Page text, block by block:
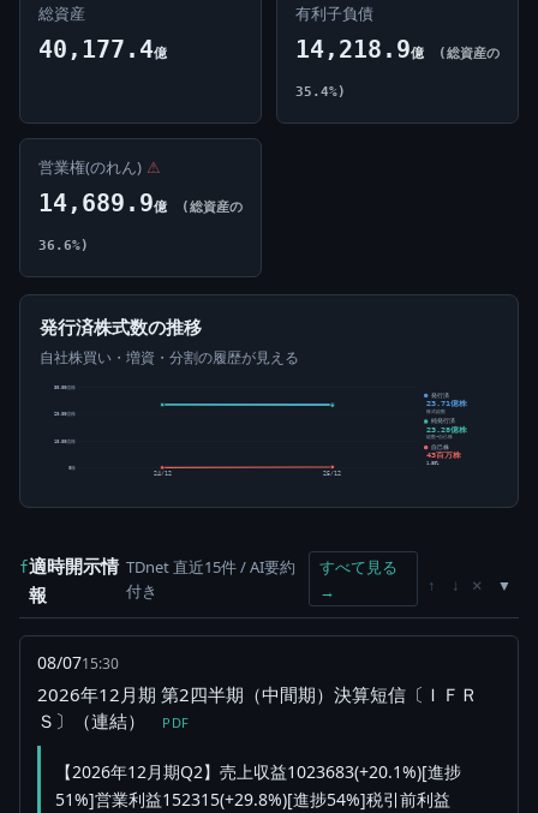
総資産
40,177.4億
有利子負債
14,218.9億 (総資産の
35.4%)
営業権(のれん) ⚠
14,689.9億 (総資産の
36.6%)
発行済株式数の推移
自社株買い・増資・分割の履歴が見える
0株
10.00億株
20.00億株
30.00億株
24/12 25/12
発行済
23.71億株
株式総数
純発行済
23.28億株
総数-自己株
自己株
43百万株
1.80%
f適時開示情
報
TDnet 直近15件 / AI要約
付き
すべて見る
→
↑ ↓ ×
08/0715:30
2026年12月期 第2四半期（中間期）決算短信〔ＩＦＲ
Ｓ〕（連結）
PDF
【2026年12月期Q2】売上収益1023683(+20.1%)[進捗
51%]営業利益152315(+29.8%)[進捗54%]税引前利益